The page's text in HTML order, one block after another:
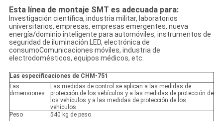
Esta línea de montaje SMT es adecuada para:
Investigación científica, industria militar, laboratorios
universitarios, empresas, empresas emergentes, nueva
energía/dominio inteligente para automóviles, instrumentos de
seguridad de iluminación LED, electrónica de
consumoComunicaciones móviles, industria de
electrodomésticos, equipos médicos, etc.
Las especificaciones de CHM-751
Las
dimensiones
Las medidas de control se aplican a las medidas de
protección de los vehículos y a las medidas de protección de
los vehículos y a las medidas de protección de los
vehículos.
Peso
540 kg de peso